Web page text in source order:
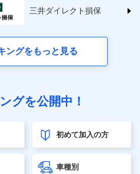
保険株式会社
）
式会社（https://neofirst.co.jp/）
社（https://www.taiju-life.co.jp）
三井ダイレクト損保
ングをもっと見る
グを公開中！
初めて加入の方
車種別